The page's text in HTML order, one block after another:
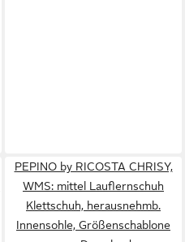
PEPINO by RICOSTA CHRISY,
WMS: mittel Lauflernschuh
Klettschuh, herausnehmb.
Innensohle, Größenschablone